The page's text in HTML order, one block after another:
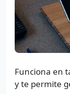
Funciona en
y te permite